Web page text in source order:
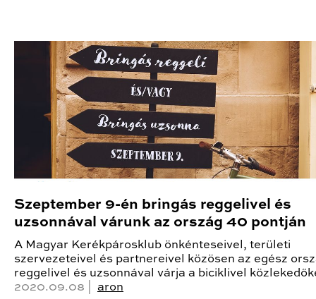
Szeptember 9-én bringás reggelivel és
uzsonnával várunk az ország 40 pontján
A Magyar Kerékpárosklub önkénteseivel, területi
szervezeteivel és partnereivel közösen az egész
reggelivel és uzsonnával várja a biciklivel
2020.09.08 | aron